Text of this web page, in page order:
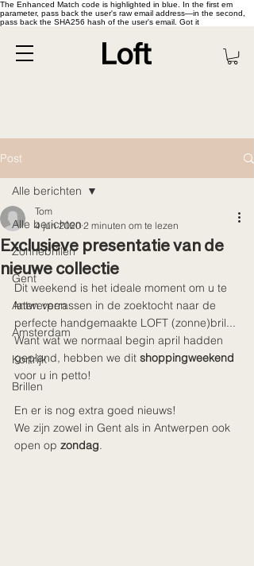
The Enhanced Match code is highlighted in blue. In the first em
parameter, pass back the user's raw email address—in the second,
pass back the SHA256 hash of the user's email. Got it
Post
Alle berichten
Zonnebrillen
Gent
Antwerpen
Amsterdam
Kortrijk
Brillen
Alle berichten
Exclusieve presentatie van de
nieuwe collectie
Tom
4 jun 2020 2 minuten om te lezen
Dit weekend is het ideale moment om u te
laten verrassen in de zoektocht naar de
perfecte handgemaakte LOFT (zonne)bril...
Want wat we normaal begin april hadden
gepland, hebben we dit shoppingweekend
voor u in petto!
En er is nog extra goed nieuws!
We zijn zowel in Gent als in Antwerpen ook
open op zondag.